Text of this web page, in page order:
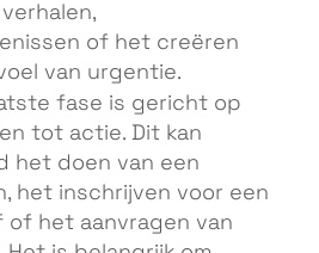
of het creëren
van urgentie.
fase is gericht op
tot actie. Dit kan
het doen van een
het inschrijven voor een
of het aanvragen van